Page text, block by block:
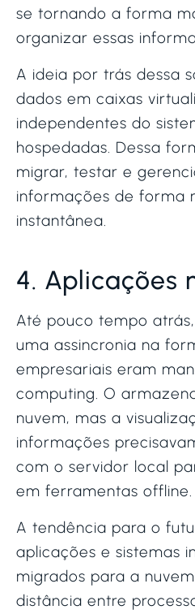
se tornando a forma
organizar essas
A ideia por trás dessa
dados em caixas
independentes do
hospedadas. Dessa
migrar, testar e
informações de forma
instantânea.
4. Aplicações
Até pouco tempo
uma assincronia na
empresariais eram
computing. O
nuvem, mas a
informações
com o servidor local
em ferramentas offline.
A tendência para o
aplicações e sistemas
migrados para a
distância entre